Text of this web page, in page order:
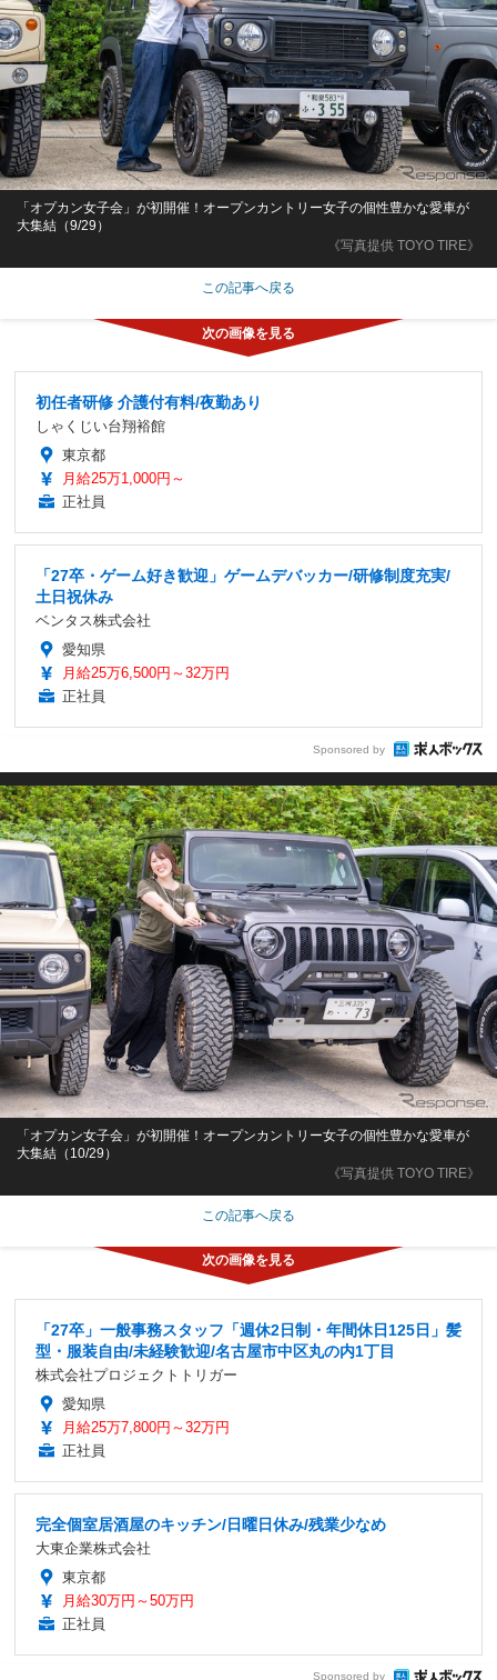
《写真提供 TOYO TIRE》
「オプカン女子会」が初開催！オープンカントリー女子の個性豊かな愛車が
大集結（9/29）
この記事へ戻る
初任者研修 介護付有料/夜勤あり
しゃくじい台翔裕館
東京都
月給25万1,000円～
正社員
「27卒・ゲーム好き歓迎」ゲームデバッカー/研修制度充実/
土日祝休み
ベンタス株式会社
愛知県
月給25万6,500円～32万円
正社員
Sponsored by
《写真提供 TOYO TIRE》
「オプカン女子会」が初開催！オープンカントリー女子の個性豊かな愛車が
大集結（10/29）
この記事へ戻る
「27卒」一般事務スタッフ「週休2日制・年間休日125日」髪
型・服装自由/未経験歓迎/名古屋市中区丸の内1丁目
株式会社プロジェクトトリガー
愛知県
月給25万7,800円～32万円
正社員
完全個室居酒屋のキッチン/日曜日休み/残業少なめ
大東企業株式会社
東京都
月給30万円～50万円
正社員
Sponsored by